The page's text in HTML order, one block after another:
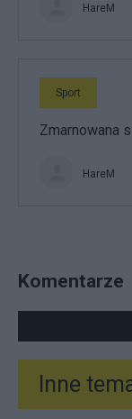
HareM
Sport
Zmarnowana
HareM
Komentarze
Inne